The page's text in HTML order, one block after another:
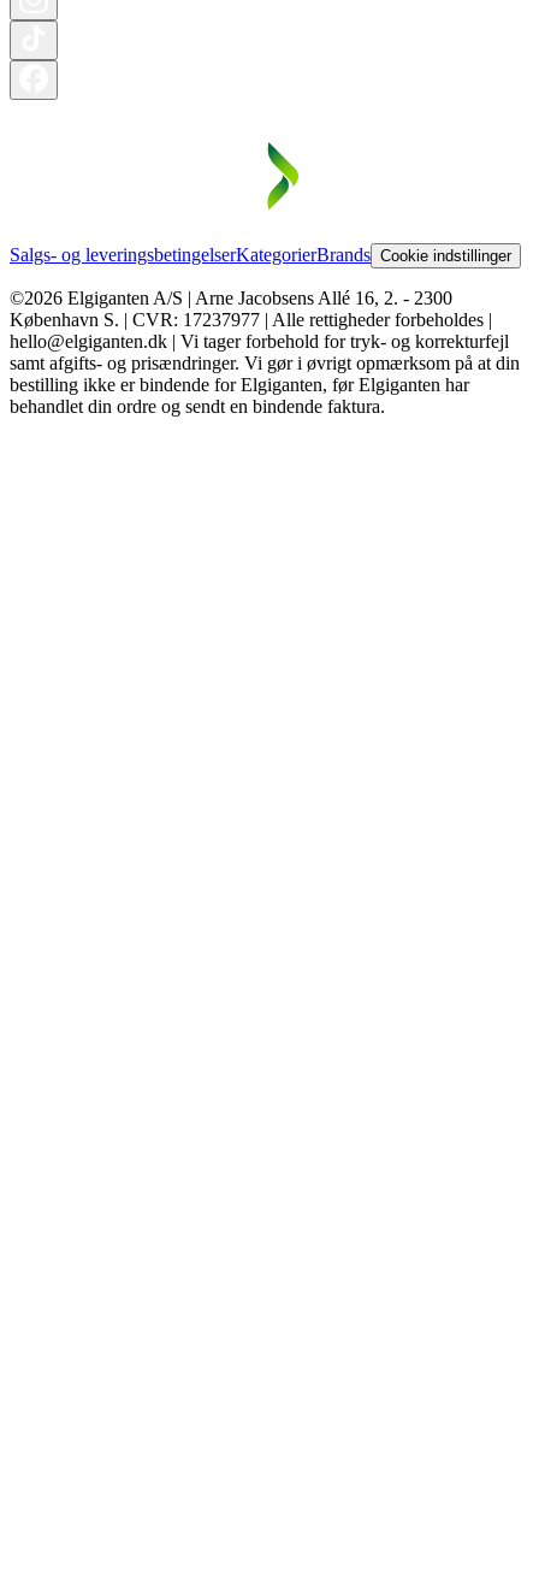
Salgs- og leveringsbetingelserKategorierBrands Cookie indstillinger
©2026 Elgiganten A/S | Arne Jacobsens Allé 16, 2. - 2300
København S. | CVR: 17237977 | Alle rettigheder forbeholdes |
hello@elgiganten.dk | Vi tager forbehold for tryk- og korrekturfejl
samt afgifts- og prisændringer. Vi gør i øvrigt opmærksom på at din
bestilling ikke er bindende for Elgiganten, før Elgiganten har
behandlet din ordre og sendt en bindende faktura.